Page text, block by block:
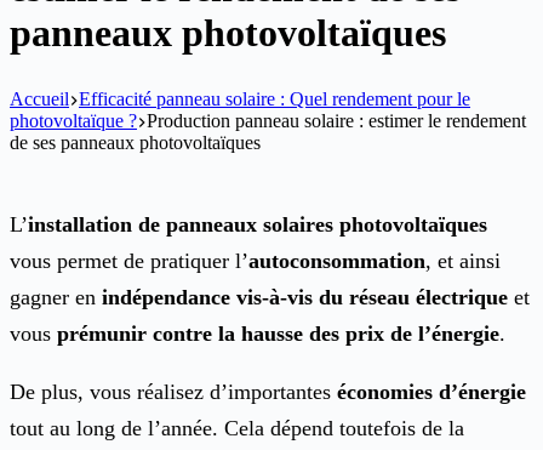
panneaux photovoltaïques
Accueil Efficacité panneau solaire : Quel rendement pour le
photovoltaïque ? Production panneau solaire : estimer le rendement
de ses panneaux photovoltaïques
L’installation de panneaux solaires photovoltaïques
vous permet de pratiquer l’autoconsommation, et ainsi
gagner en indépendance vis-à-vis du réseau électrique et
vous prémunir contre la hausse des prix de l’énergie.
De plus, vous réalisez d’importantes économies d’énergie
tout au long de l’année. Cela dépend toutefois de la